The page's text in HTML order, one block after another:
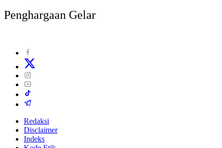
Penghargaan Gelar
Redaksi
Disclaimer
Indeks